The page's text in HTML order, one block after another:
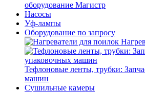
оборудование Магистр
Насосы
Уф-лампы
Оборудование по запросу
Тефлоновые ленты, трубки:
машин
Сушильные камеры